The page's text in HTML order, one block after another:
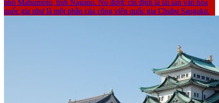
phố Matsumoto, tỉnh Nagano. Nó được chỉ định là tài sản văn hóa
quốc gia như là một phần của công viên quốc gia Chubu Sangaku.